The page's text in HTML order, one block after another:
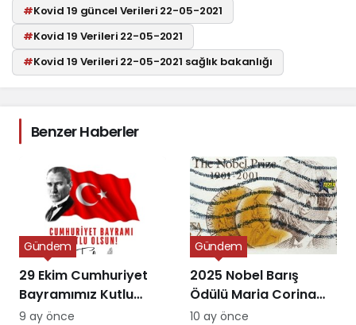
#Kovid 19 güncel Verileri 22-05-2021
#Kovid 19 Verileri 22-05-2021
#Kovid 19 Verileri 22-05-2021 sağlık bakanlığı
Benzer Haberler
29 Ekim Cumhuriyet
Bayramımız Kutlu
Olsun
Gündem
9 ay önce
2025 Nobel Barış
Ödülü Maria Corina
Machado’ya Verildi
Gündem
10 ay önce